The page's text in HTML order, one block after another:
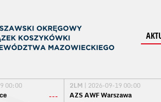
00:00
---
2LM | 2026-09-19 00:00
AZS AWF Warszawa